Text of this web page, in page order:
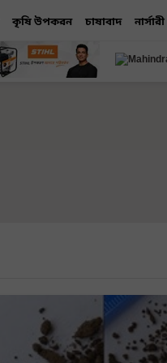
কৃষি উপকরন চাষাবাদ নার্সারী